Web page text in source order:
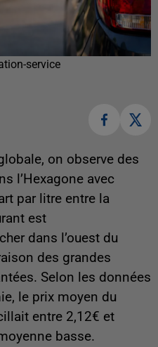
service
on observe des
l’Hexagone avec
par litre entre la
est
dans l’ouest du
des grandes
Selon les données
le prix moyen du
entre 2,12€ et
basse.